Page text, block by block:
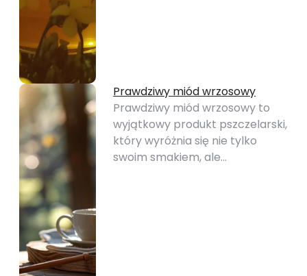
Prawdziwy miód wrzosowy
Prawdziwy miód wrzosowy to
wyjątkowy produkt pszczelarski,
który wyróżnia się nie tylko
swoim smakiem, ale…